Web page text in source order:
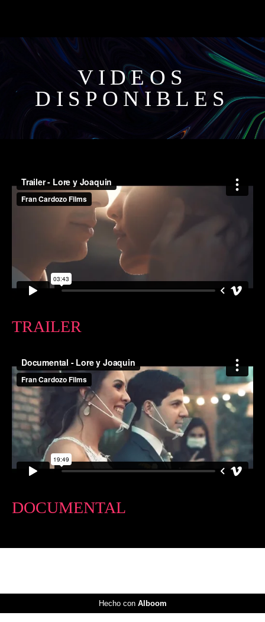
VIDEOS
DISPONIBLES
TRAILER
DOCUMENTAL
Hecho con Alboom